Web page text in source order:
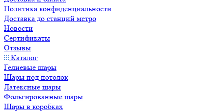
Политика конфиденциальности
Доставка до станций метро
Новости
Сертификаты
Отзывы
Каталог
Гелиевые шары
Шары под потолок
Латексные шары
Фольгированные шары
Шары в коробках